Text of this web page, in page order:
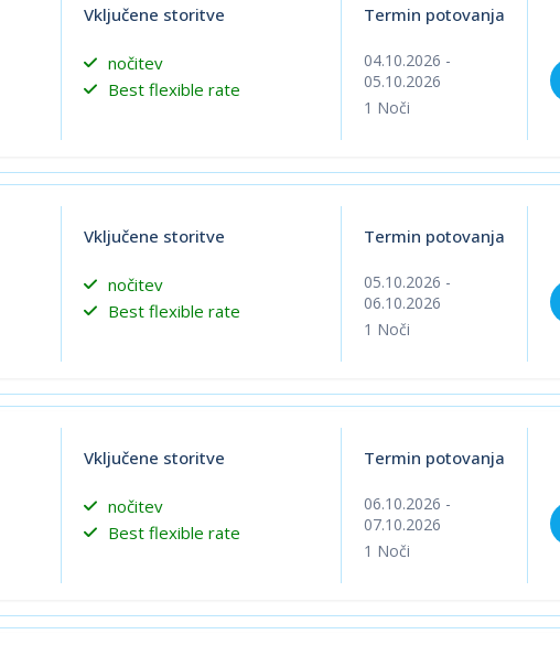
Vključene storitve
nočitev
Best flexible rate
Termin potovanja
04.10.2026 -
05.10.2026
1 Noči
Vključene storitve
nočitev
Best flexible rate
Termin potovanja
05.10.2026 -
06.10.2026
1 Noči
Vključene storitve
nočitev
Best flexible rate
Termin potovanja
06.10.2026 -
07.10.2026
1 Noči